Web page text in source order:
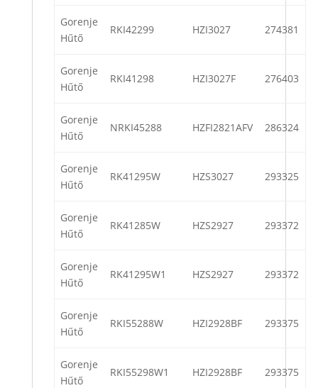
Gorenje
Hűtő
RKI42299 HZI3027 274381
Gorenje
Hűtő
RKI41298 HZI3027F 276403
Gorenje
Hűtő
NRKI45288 HZFI2821AFV 286324
Gorenje
Hűtő
RK41295W HZS3027 293325
Gorenje
Hűtő
RK41285W HZS2927 293372
Gorenje
Hűtő
RK41295W1 HZS2927 293372
Gorenje
Hűtő
RKI55288W HZI2928BF 293375
Gorenje
Hűtő
RKI55298W1 HZI2928BF 293375